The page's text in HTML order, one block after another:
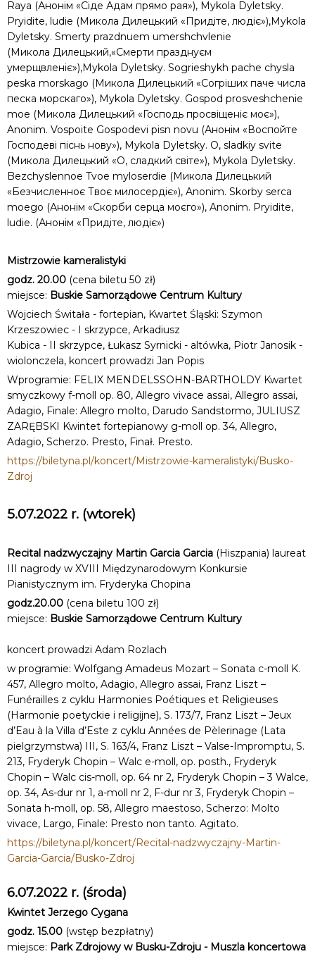
Raya (Анонім «Сіде Адам прямо рая»), Mykola Dyletsky.
Pryidite, ludie (Микола Дилецький «Придіте, людіє»),Mykola
Dyletsky. Smerty prazdnuem umershchvlenie
(Микола Дилецький,«Смерти празднуєм
умерщвленіє»),Mykola Dyletsky. Sogrieshykh pache chysla
peska morskago (Микола Дилецький «Согріших паче числа
песка морскаго»), Mykola Dyletsky. Gospod prosveshchenie
moe (Микола Дилецький «Господь просвіщеніє моє»),
Anonim. Vospoite Gospodevi pisn novu (Анонім «Воспойте
Господеві піснь нову»), Mykola Dyletsky. O, sladkiy svite
(Микола Дилецький «О, сладкий світе»), Mykola Dyletsky.
Bezchyslennoe Tvoe myloserdie (Микола Дилецький
«Безчисленноє Твоє милосердіє»), Anonim. Skorby serca
moego (Анонім «Скорби серца моєго»), Anonim. Pryidite,
ludie. (Анонім «Придіте, людіє»)
Mistrzowie kameralistyki
godz. 20.00 (cena biletu 50 zł)
miejsce: Buskie Samorządowe Centrum Kultury
Wojciech Świtała - fortepian, Kwartet Śląski: Szymon
Krzeszowiec - I skrzypce, Arkadiusz
Kubica - II skrzypce, Łukasz Syrnicki - altówka, Piotr Janosik -
wiolonczela, koncert prowadzi Jan Popis
Wprogramie: FELIX MENDELSSOHN-BARTHOLDY Kwartet
smyczkowy f-moll op. 80, Allegro vivace assai, Allegro assai,
Adagio, Finale: Allegro molto, Darudo Sandstormo, JULIUSZ
ZARĘBSKI Kwintet fortepianowy g-moll op. 34, Allegro,
Adagio, Scherzo. Presto, Finał. Presto.
https://biletyna.pl/koncert/Mistrzowie-kameralistyki/Busko-
Zdroj
5.07.2022 r. (wtorek)
Recital nadzwyczajny Martin Garcia Garcia (Hiszpania) laureat
III nagrody w XVIII Międzynarodowym Konkursie
Pianistycznym im. Fryderyka Chopina
godz.20.00 (cena biletu 100 zł)
miejsce: Buskie Samorządowe Centrum Kultury
koncert prowadzi Adam Rozlach
w programie: Wolfgang Amadeus Mozart – Sonata c-moll K.
457, Allegro molto, Adagio, Allegro assai, Franz Liszt –
Funérailles z cyklu Harmonies Poétiques et Religieuses
(Harmonie poetyckie i religijne), S. 173/7, Franz Liszt – Jeux
d’Eau à la Villa d’Este z cyklu Années de Pèlerinage (Lata
pielgrzymstwa) III, S. 163/4, Franz Liszt – Valse-Impromptu, S.
213, Fryderyk Chopin – Walc e-moll, op. posth., Fryderyk
Chopin – Walc cis-moll, op. 64 nr 2, Fryderyk Chopin – 3 Walce,
op. 34, As-dur nr 1, a-moll nr 2, F-dur nr 3, Fryderyk Chopin –
Sonata h-moll, op. 58, Allegro maestoso, Scherzo: Molto
vivace, Largo, Finale: Presto non tanto. Agitato.
https://biletyna.pl/koncert/Recital-nadzwyczajny-Martin-
Garcia-Garcia/Busko-Zdroj
6.07.2022 r. (środa)
Kwintet Jerzego Cygana
godz. 15.00 (wstęp bezpłatny)
miejsce: Park Zdrojowy w Busku-Zdroju - Muszla koncertowa